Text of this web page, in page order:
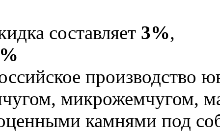
составляет 3%,
производство
микрожемчугом,
камнями под